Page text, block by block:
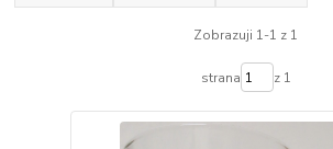
Zobrazuji 1-1 z 1
strana z 1